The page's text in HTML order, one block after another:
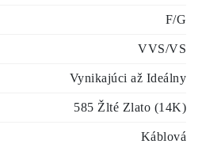
F/G
VVS/VS
Vynikajúci až Ideálny
585 Žlté Zlato (14K)
Káblová